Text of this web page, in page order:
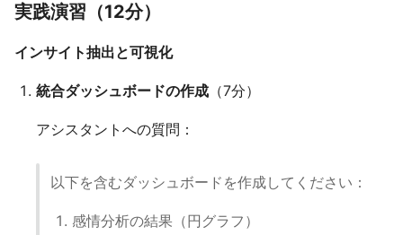
実践演習（12分）
インサイト抽出と可視化
統合ダッシュボードの作成 （7分）
アシスタントへの質問：
以下を含むダッシュボードを作成してください：
感情分析の結果（円グラフ）